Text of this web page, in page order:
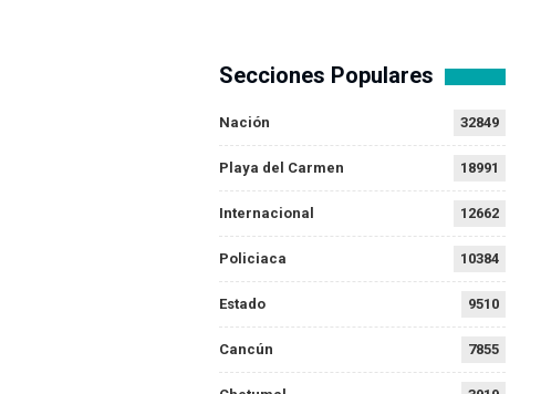
Secciones Populares
Nación 32849
Playa del Carmen 18991
Internacional 12662
Policiaca 10384
Estado 9510
Cancún 7855